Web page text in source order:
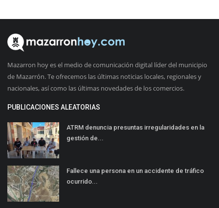
Mazarron hoy es el medio de comunicación digital líder del municipio
de Mazarrón. Te ofrecemos las últimas noticias locales, regionales y
nacionales, así como las últimas novedades de los comercios.
PUBLICACIONES ALEATORIAS
ATRM denuncia presuntas irregularidades en la
gestión de...
Fallece una persona en un accidente de tráfico
ocurrido...